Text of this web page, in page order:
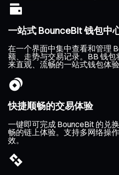
一站式 BounceBit 钱包中
在一个界面中集中查看和管理
额、走势与交易记录。BB 钱
来直观、流畅的一站式钱包体验
快捷顺畅的交易体验
一键即可完成 BounceBit 的兑
畅的链上体验。支持多网络操
效。